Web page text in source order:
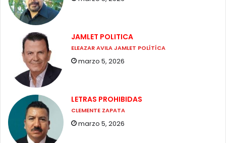
JAMLET POLITICA
ELEAZAR AVILA JAMLET POLÍTÍCA
marzo 5, 2026
LETRAS PROHIBIDAS
CLEMENTE ZAPATA
marzo 5, 2026